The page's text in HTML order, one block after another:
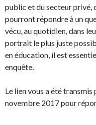
public et du secteur privé,
pourront répondre à un
vécu, au quotidien, dans
portrait le plus juste
en éducation, il est
enquête.
Le lien vous a été transmis
novembre 2017 pour